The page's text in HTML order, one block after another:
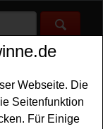
Webseite. Die
Seitenfunktion
Für Einige